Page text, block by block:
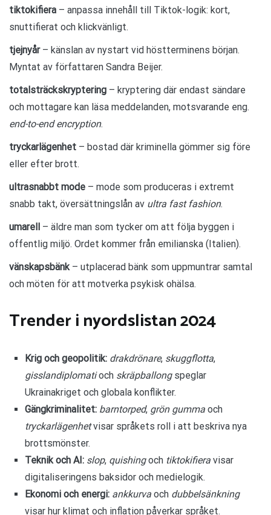
tiktokifiera – anpassa innehåll till Tiktok-logik: kort,
snuttifierat och klickvänligt.
tjejnyår– känslan av nystart vid höstterminens början.
Myntat av författaren Sandra Beijer.
totalsträckskryptering – kryptering där endast sändare
och mottagare kan läsa meddelanden, motsvarande eng.
end-to-end encryption.
tryckarlägenhet – bostad där kriminella gömmer sig före
eller efter brott.
ultrasnabbt mode – mode som produceras i extremt
snabb takt, översättningslån av ultra fast fashion.
umarell – äldre man som tycker om att följa byggen i
offentlig miljö. Ordet kommer från emilianska (Italien).
vänskapsbänk – utplacerad bänk som uppmuntrar samtal
och möten för att motverka psykisk ohälsa.
Trender i nyordslistan 2024
Krig och geopolitik: drakdrönare, skuggflotta,
gisslandiplomatioch skräpballongspeglar
Ukrainakriget och globala konflikter.
Gängkriminalitet: barntorped, grön gummaoch
tryckarlägenhetvisar språkets roll i att beskriva nya
brottsmönster.
Teknik och AI: slop, quishingoch tiktokifieravisar
digitaliseringens baksidor och medielogik.
Ekonomi och energi: ankkurvaoch dubbelsänkning
visar hur klimat och inflation påverkar språket.